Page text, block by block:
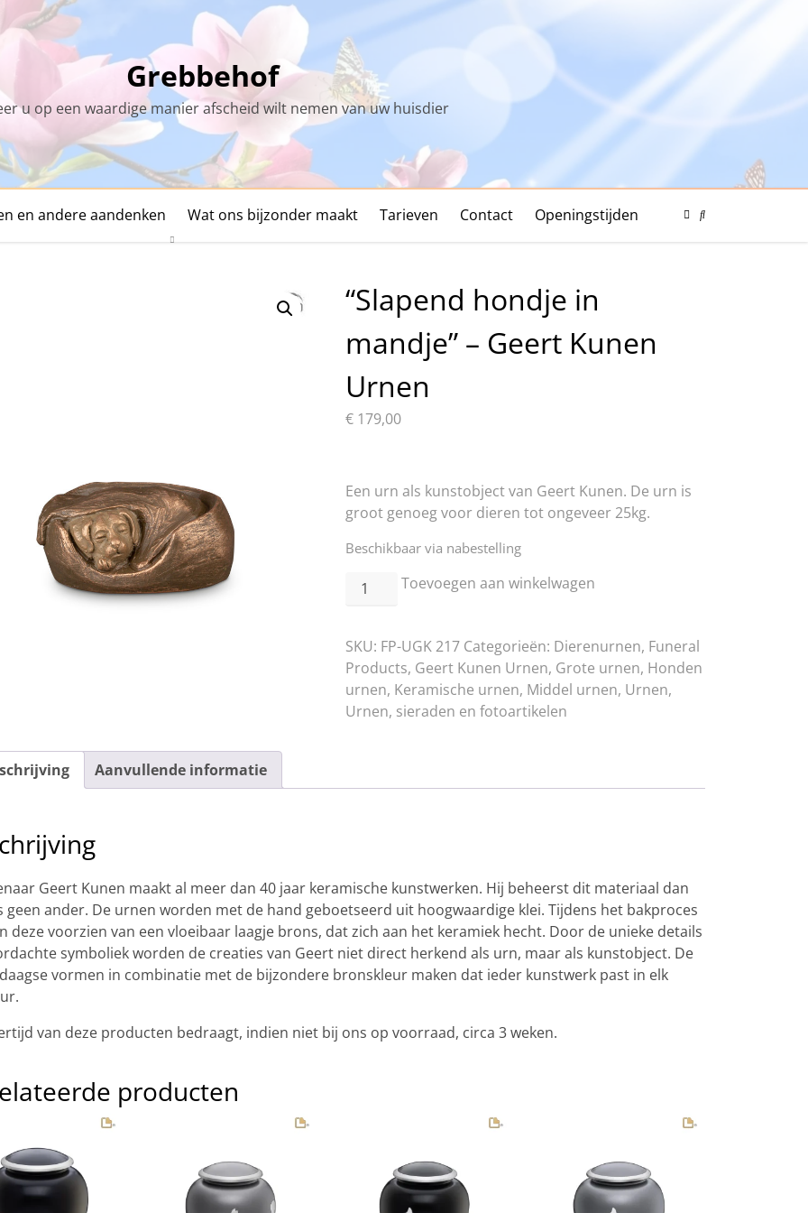
Grebbehof
u op een waardige manier afscheid wilt nemen van uw huisdier
en andere aandenken Wat ons bijzonder maakt Tarieven Contact Openingstijden
Color
“Slapend hondje in
mandje” – Geert Kunen
Urnen
€ 179,00
Een urn als kunstobject van Geert Kunen. De urn is
groot genoeg voor dieren tot ongeveer 25kg.
Beschikbaar via nabestelling
"Slapend
mandje"
-
Geert
Kunen
Toevoegen aan winkelwagen
SKU: FP-UGK 217 Categorieën: Dierenurnen, Funeral
Products, Geert Kunen Urnen, Grote urnen, Honden
urnen, Keramische urnen, Middel urnen, Urnen,
Urnen, sieraden en fotoartikelen
Aanvullende informatie
Geert Kunen maakt al meer dan 40 jaar keramische kunstwerken. Hij beheerst dit materiaal dan
geen ander. De urnen worden met de hand geboetseerd uit hoogwaardige klei. Tijdens het bakproces
deze voorzien van een vloeibaar laagje brons, dat zich aan het keramiek hecht. Door de unieke details
symboliek worden de creaties van Geert niet direct herkend als urn, maar als kunstobject. De
vormen in combinatie met de bijzondere bronskleur maken dat ieder kunstwerk past in elk
van deze producten bedraagt, indien niet bij ons op voorraad, circa 3 weken.
producten